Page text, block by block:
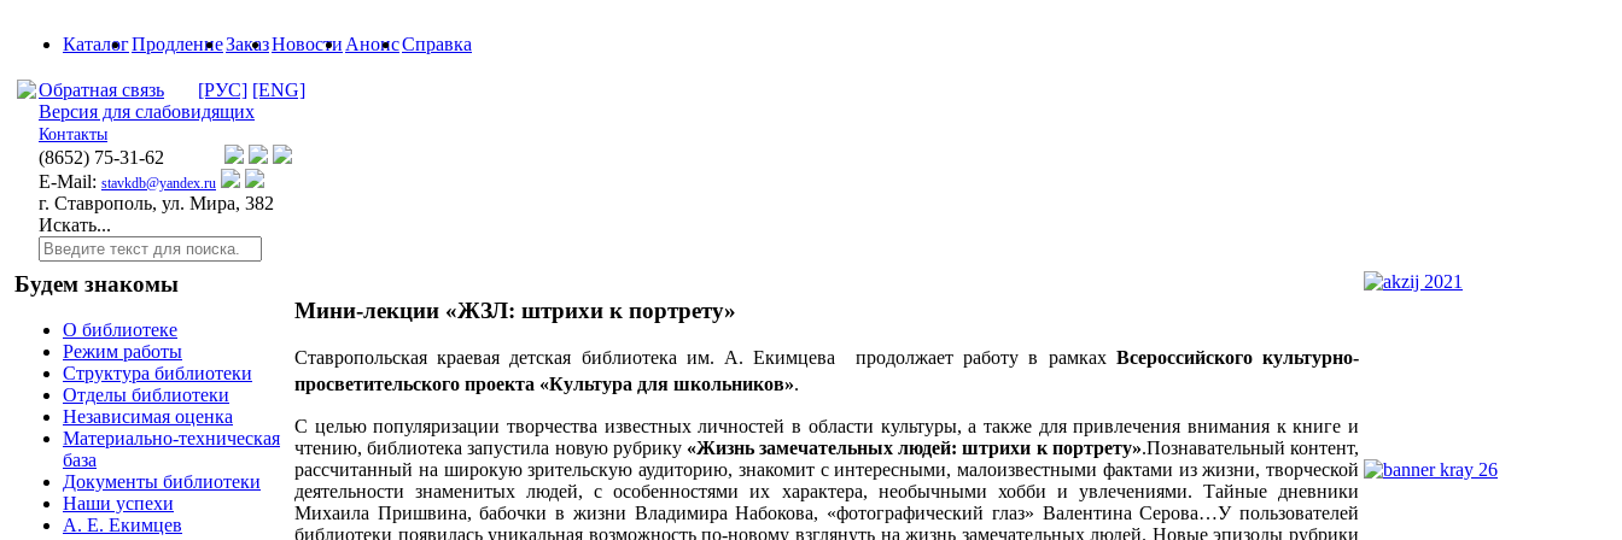
КаталогПродлениеЗаказНовости АнонсСправка
Обратная связь [РУС] [ENG]
Версия для слабовидящих
Контакты
(8652) 75-31-62
E-Mail: stavkdb@yandex.ru
г. Ставрополь, ул. Мира, 382
Искать...
Будем знакомы
О библиотеке
Режим работы
Структура библиотеки
Отделы библиотеки
Независимая оценка
Материально-техническая
база
Документы библиотеки
Наши успехи
А. Е. Екимцев
Мини-лекции «ЖЗЛ: штрихи к портрету»
Ставропольская краевая детская библиотека им. А. Екимцева продолжает работу в рамках Всероссийского культурно-
просветительского проекта «Культура для школьников».
С целью популяризации творчества известных личностей в области культуры, а также для привлечения внимания к книге и
чтению, библиотека запустила новую рубрику «Жизнь замечательных людей: штрихи к портрету».Познавательный контент,
рассчитанный на широкую зрительскую аудиторию, знакомит с интересными, малоизвестными фактами из жизни, творческой
деятельности знаменитых людей, с особенностями их характера, необычными хобби и увлечениями. Тайные дневники
Михаила Пришвина, бабочки в жизни Владимира Набокова, «фотографический глаз» Валентина Серова…У пользователей
библиотеки появилась уникальная возможность по-новому взглянуть на жизнь замечательных людей. Новые эпизоды рубрики